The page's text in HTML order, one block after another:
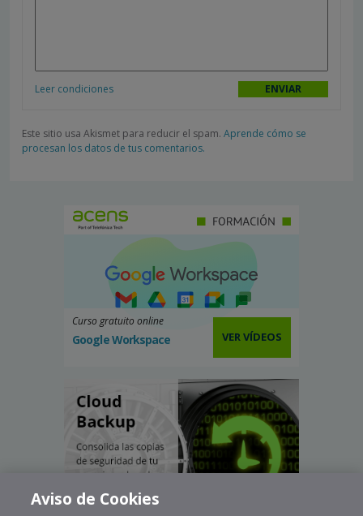
Leer condiciones
Este sitio usa Akismet para reducir el spam. Aprende cómo se
procesan los datos de tus comentarios.
Curso gratuito online
Google Workspace VER VÍDEOS
Aviso de Cookies